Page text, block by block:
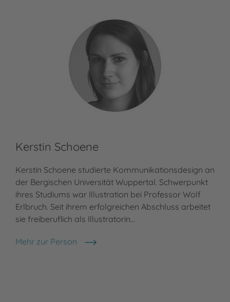
Kerstin Schoene
Kerstin Schoene studierte Kommunikationsdesign an
der Bergischen Universität Wuppertal. Schwerpunkt
ihres Studiums war Illustration bei Professor Wolf
Erlbruch. Seit ihrem erfolgreichen Abschluss arbeitet
sie freiberuflich als Illustratorin…
Mehr zur Person
Kerstin Schoene